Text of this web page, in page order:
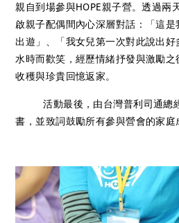
親自到場參與HOPE親子營。透過兩
啟親子配偶間內心深層對話：「這
出遊」、「我女兒第一次對此說出
水時而歡笑，經歷情緒抒發與激勵
收穫與珍貴回憶返家。
活動最後，由台灣普利司通總經
書，並致詞鼓勵所有參與營會的家庭